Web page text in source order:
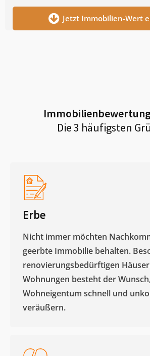
Jetzt Immobilien-Wert
Immobilienbewertung
Die 3 häufigsten
Erbe
Nicht immer möchten
geerbte Immobilie behalten.
renovierungsbedürftigen
Wohnungen besteht der
Wohneigentum schnell und
veräußern. ​